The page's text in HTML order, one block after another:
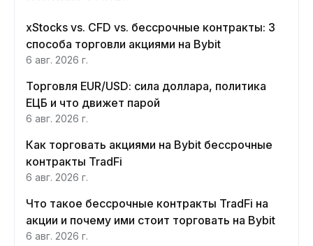
xStocks vs. CFD vs. бессрочные контракты: 3
способа торговли акциями на Bybit
6 авг. 2026 г.
Торговля EUR/USD: сила доллара, политика
ЕЦБ и что движет парой
6 авг. 2026 г.
Как торговать акциями на Bybit бессрочные
контракты TradFi
6 авг. 2026 г.
Что такое бессрочные контракты TradFi на
акции и почему ими стоит торговать на Bybit
6 авг. 2026 г.